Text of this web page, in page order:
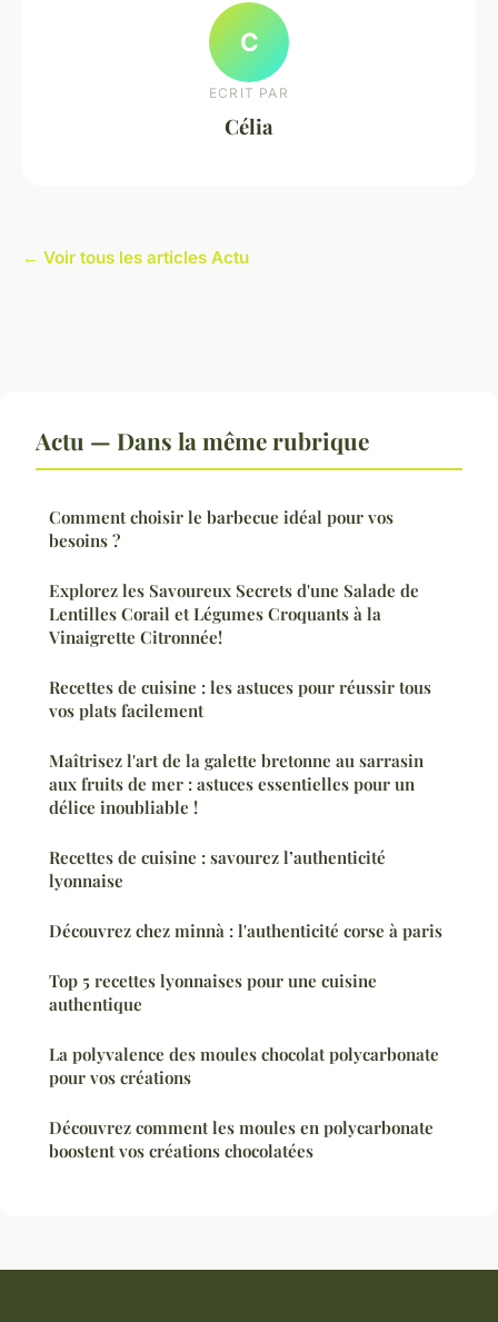
C
ECRIT PAR
Célia
← Voir tous les articles Actu
Actu — Dans la même rubrique
Comment choisir le barbecue idéal pour vos
besoins ?
Explorez les Savoureux Secrets d'une Salade de
Lentilles Corail et Légumes Croquants à la
Vinaigrette Citronnée!
Recettes de cuisine : les astuces pour réussir tous
vos plats facilement
Maîtrisez l'art de la galette bretonne au sarrasin
aux fruits de mer : astuces essentielles pour un
délice inoubliable !
Recettes de cuisine : savourez l’authenticité
lyonnaise
Découvrez chez minnà : l'authenticité corse à paris
Top 5 recettes lyonnaises pour une cuisine
authentique
La polyvalence des moules chocolat polycarbonate
pour vos créations
Découvrez comment les moules en polycarbonate
boostent vos créations chocolatées